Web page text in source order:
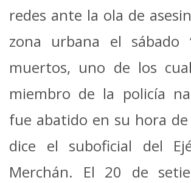
redes ante la ola de
zona urbana el sábado
muertos, uno de los
miembro de la policía
fue abatido en su hora de
dice el suboficial del
Merchán. El 20 de